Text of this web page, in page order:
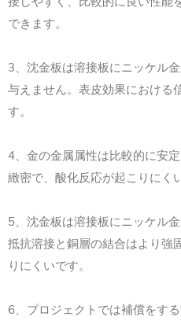
できます。
3、沈金板は溶接板にニッケル
与えません。表皮効果における
す。
4、金の金属属性は比較的に安
緻密で、酸化反応が起こりにく
5、沈金板は溶接板にニッケル
抵抗溶接と銅層の結合はより強
りにくいです。
6、プロジェクトでは補償をす